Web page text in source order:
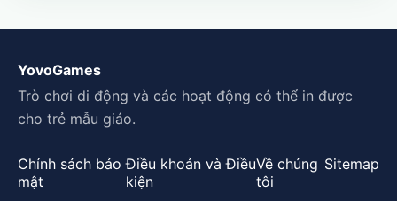
YovoGames
Trò chơi di động và các hoạt động có thể in được
cho trẻ mẫu giáo.
Chính sách bảo
mật
Điều khoản và Điều
kiện
Về chúng
tôi
Sitemap